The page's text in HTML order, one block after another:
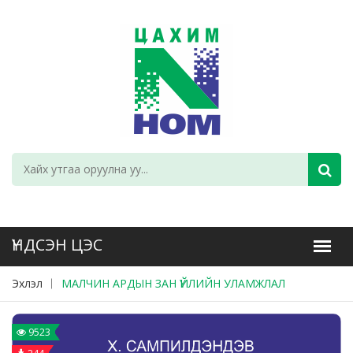
Эхлэл МАЛЧИН АРДЫН ЗАН ҮЙЛИЙН УЛАМЖЛАЛ
9523